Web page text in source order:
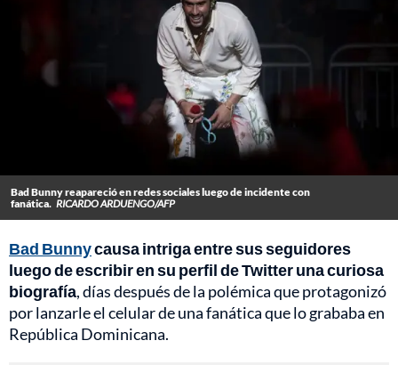
Bad Bunny reapareció en redes sociales luego de incidente con
fanática. RICARDO ARDUENGO/AFP
Bad Bunnycausa intriga entre sus seguidores
luego de escribir en su perfil de Twitter una curiosa
biografía, días después de la polémica que protagonizó
por lanzarle el celular de una fanática que lo grababa en
República Dominicana.